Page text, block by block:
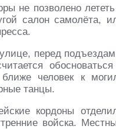
не позволено
салон самолёта,
перед
человек к
танцы.
кордоны
войска.